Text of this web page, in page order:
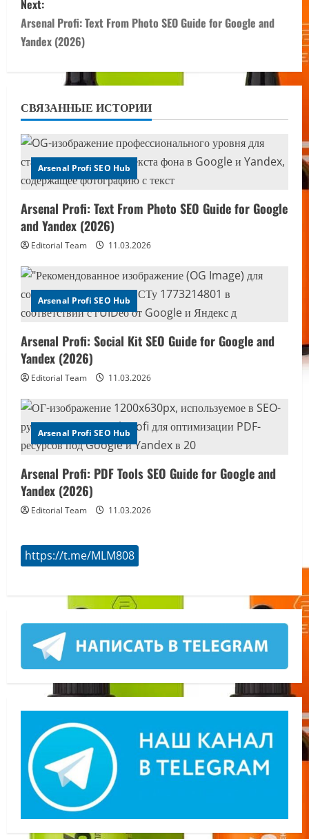
t
n
v
i
g
a
t
i
o
n
Next:
Arsenal Profi: Text From Photo SEO Guide for Google and
Yandex (2026)
СВЯЗАННЫЕ ИСТОРИИ
Arsenal Profi SEO Hub
Arsenal Profi: Text From Photo SEO Guide for Google
and Yandex (2026)
Editorial Team 11.03.2026
Arsenal Profi SEO Hub
Arsenal Profi: Social Kit SEO Guide for Google and
Yandex (2026)
Editorial Team 11.03.2026
Arsenal Profi SEO Hub
Arsenal Profi: PDF Tools SEO Guide for Google and
Yandex (2026)
Editorial Team 11.03.2026
https://t.me/MLM808